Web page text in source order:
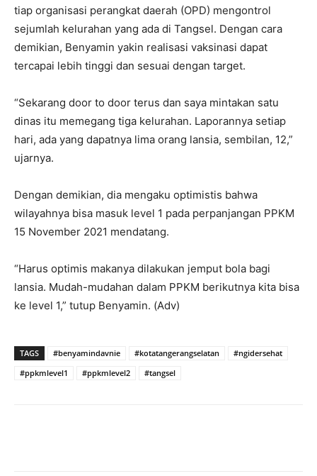
tiap organisasi perangkat daerah (OPD) mengontrol
sejumlah kelurahan yang ada di Tangsel. Dengan cara
demikian, Benyamin yakin realisasi vaksinasi dapat
tercapai lebih tinggi dan sesuai dengan target.
“Sekarang door to door terus dan saya mintakan satu
dinas itu memegang tiga kelurahan. Laporannya setiap
hari, ada yang dapatnya lima orang lansia, sembilan, 12,”
ujarnya.
Dengan demikian, dia mengaku optimistis bahwa
wilayahnya bisa masuk level 1 pada perpanjangan PPKM
15 November 2021 mendatang.
“Harus optimis makanya dilakukan jemput bola bagi
lansia. Mudah-mudahan dalam PPKM berikutnya kita bisa
ke level 1,” tutup Benyamin. (Adv)
TAGS #benyamindavnie #kotatangerangselatan
#ngidersehat
#ppkmlevel1
#ppkmlevel2 #tangsel